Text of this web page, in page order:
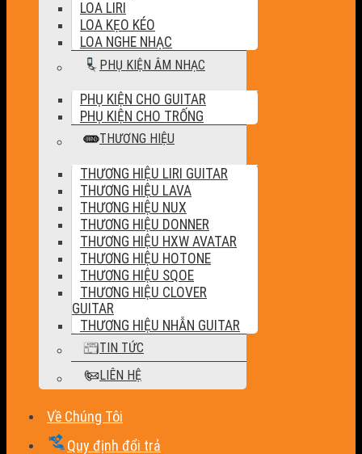
LOA LIRI
LOA KẸO KÉO
LOA NGHE NHẠC
PHỤ KIỆN ÂM NHẠC
PHỤ KIỆN CHO GUITAR
PHỤ KIỆN CHO TRỐNG
THƯƠNG HIỆU
THƯƠNG HIỆU LIRI GUITAR
THƯƠNG HIỆU LAVA
THƯƠNG HIỆU NUX
THƯƠNG HIỆU DONNER
THƯƠNG HIỆU HXW AVATAR
THƯƠNG HIỆU HOTONE
THƯƠNG HIỆU SQOE
THƯƠNG HIỆU CLOVER
GUITAR
THƯƠNG HIỆU NHẪN GUITAR
TIN TỨC
LIÊN HỆ
Về Chúng Tôi
Quy định đổi trả